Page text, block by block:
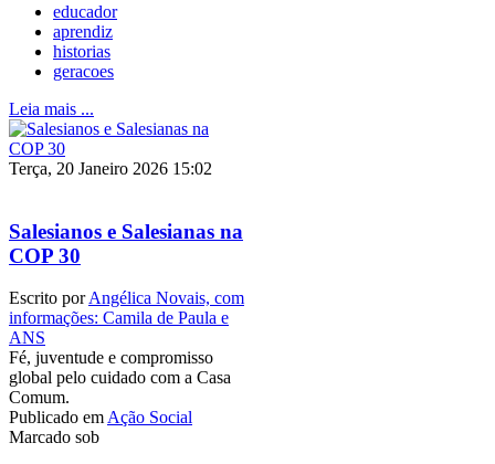
educador
aprendiz
historias
geracoes
Leia mais ...
Terça, 20 Janeiro 2026 15:02
Salesianos e Salesianas na
COP 30
Escrito porAngélica Novais, com
informações: Camila de Paula e
ANS
Fé, juventude e compromisso
global pelo cuidado com a Casa
Comum.
Publicado emAção Social
Marcado sob